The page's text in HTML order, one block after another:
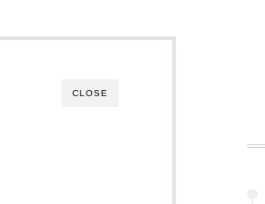
CLOSE